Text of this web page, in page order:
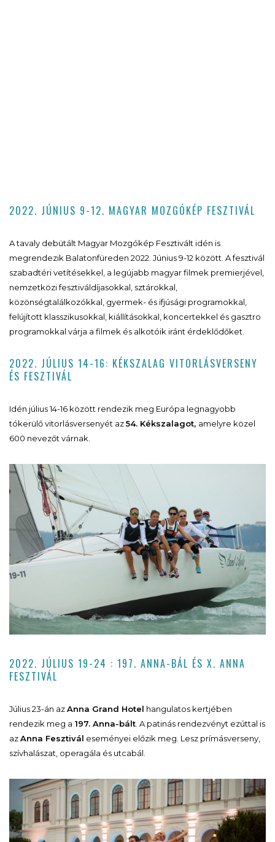
2022. JÚNIUS 9-12. MAGYAR MOZGÓKÉP FESZTIVÁL
A tavaly debütált Magyar Mozgókép Fesztivált idén is
megrendezik Balatonfüreden 2022. Június 9-12 között. A fesztivál
szabadtéri vetítésekkel, a legújabb magyar filmek premierjével,
nemzetközi fesztiváldíjasokkal, sztárokkal,
közönségtalálkozókkal, gyermek- és ifjúsági programokkal,
felújított klasszikusokkal, kiállításokkal, koncertekkel és gasztro
programokkal várja a filmek és alkotóik iránt érdeklődőket.
2022. JÚLIUS 14-16: KÉKSZALAG VITORLÁSVERSENY
ÉS FESZTIVÁL
Idén július 14-16 között rendezik meg Európa legnagyobb
tókerülő vitorlásversenyét az54. Kékszalagot, amelyre közel
600 nevezőt várnak.
2022. JÚLIUS 19-24 : 197. ANNA-BÁL ÉS X. ANNA
FESZTIVÁL
Július 23-án azAnna Grand Hotel hangulatos kertjében
rendezik meg a 197. Anna-bált. A patinás rendezvényt ezúttal is
azAnna Fesztivál eseményei előzik meg. Lesz prímásverseny,
szívhalászat, operagála és utcabál.